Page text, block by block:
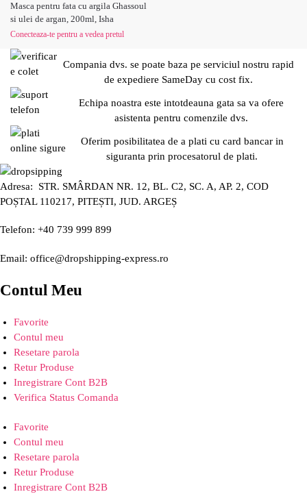
Masca pentru fata cu argila Ghassoul
si ulei de argan, 200ml, Isha
Conecteaza-te pentru a vedea pretul
Compania dvs. se poate baza pe serviciul nostru rapid
de expediere SameDay cu cost fix.
Echipa noastra este intotdeauna gata sa va ofere
asistenta pentru comenzile dvs.
Oferim posibilitatea de a plati cu card bancar in
siguranta prin procesatorul de plati.
Adresa: STR. SMÂRDAN NR. 12, BL. C2, SC. A, AP. 2, COD
POȘTAL 110217, PITEȘTI, JUD. ARGEȘ
Telefon: +40 739 999 899
Email: office@dropshipping-express.ro
Contul Meu
Favorite
Contul meu
Resetare parola
Retur Produse
Inregistrare Cont B2B
Verifica Status Comanda
Favorite
Contul meu
Resetare parola
Retur Produse
Inregistrare Cont B2B